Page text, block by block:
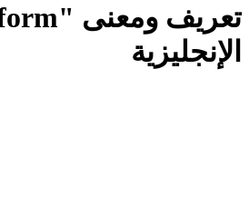
الإنجليزية